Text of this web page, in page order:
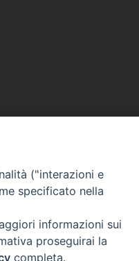
("interazioni e
specificato nella
informazioni sui
proseguirai la
completa.